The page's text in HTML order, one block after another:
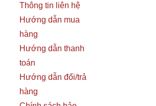
Thông tin liên hệ
Hướng dẫn mua
hàng
Hướng dẫn thanh
toán
Hướng dẫn đổi/trả
hàng